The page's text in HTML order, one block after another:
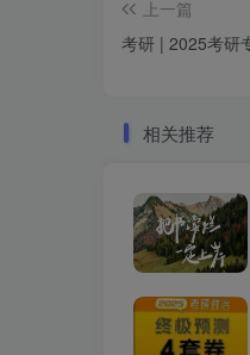
上一篇
考研 | 2025考研
相关推荐